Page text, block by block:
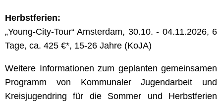
Herbstferien:
„Young-City-Tour“ Amsterdam, 30.10. - 04.11.2026, 6
Tage, ca. 425 €*, 15-26 Jahre (KoJA)
Weitere Informationen zum geplanten gemeinsamen
Programm von Kommunaler Jugendarbeit und
Kreisjugendring für die Sommer und Herbstferien